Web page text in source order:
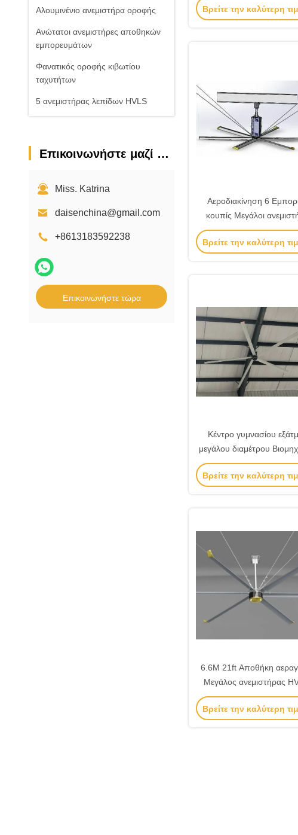
Αλουμινένιο ανεμιστήρα οροφής
Ανώτατοι ανεμιστήρες αποθηκών
εμπορευμάτων
Φανατικός οροφής κιβωτίου
ταχυτήτων
5 ανεμιστήρας λεπίδων HVLS
Επικοινωνήστε μαζί μας
Miss. Katrina
daisenchina@gmail.com
+8613183592238
Επικοινωνήστε τώρα
Βρείτε την καλύτερη
Αεροδιακίνηση 6
κουπίς Μεγάλοι
HVLS
Βρείτε την καλύτερη
Κέντρο γυμνασίου
μεγάλου διαμέτρου
ανεμιστήρες οροφής
Βρείτε την καλύτερη
6.6M 21ft Αποθήκη
Μεγάλος ανεμιστήρας
κινητήρα PMSM
Βρείτε την καλύτερη